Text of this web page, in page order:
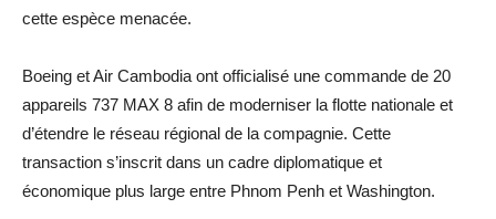
cette espèce menacée.
Boeing et Air Cambodia ont officialisé une commande de 20
appareils 737 MAX 8 afin de moderniser la flotte nationale et
d’étendre le réseau régional de la compagnie. Cette
transaction s’inscrit dans un cadre diplomatique et
économique plus large entre Phnom Penh et Washington.